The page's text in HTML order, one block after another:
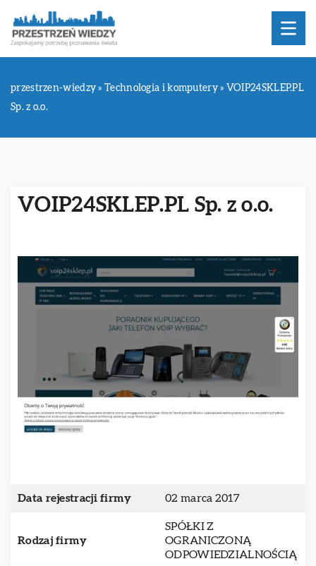
przestrzen-wiedzy »Technologia i komputery» VOIP24SKLEP.PL
Sp. z o.o.
VOIP24SKLEP.PL Sp. z o.o.
Data rejestracji firmy 02 marca 2017
Rodzaj firmy
SPÓŁKI Z
OGRANICZONĄ
ODPOWIEDZIALNOŚCIĄ